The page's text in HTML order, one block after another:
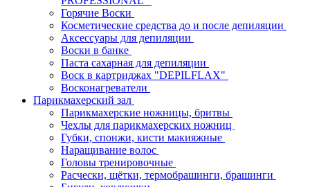
Горячие Воски
Косметические средства до и после депиляции
Аксессуары для депиляции
Воски в банке
Паста сахарная для депиляции
Воск в картриджах "DEPILFLAX"
Восконагреватели
Парикмахерский зал
Парикмахерские ножницы, бритвы
Чехлы для парикмахерских ножниц
Губки, спонжи, кисти макияжные
Наращивание волос
Головы тренировочные
Расчески, щётки, термобрашинги, брашинги